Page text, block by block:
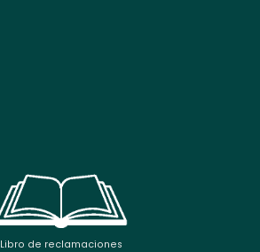
Libro de reclamaciones